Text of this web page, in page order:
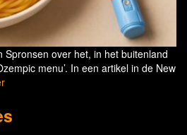
Spronsen over het, in het buitenland
menu’. In een artikel in de New